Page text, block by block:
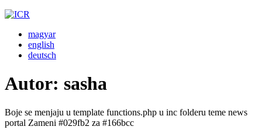
magyar
english
deutsch
Autor: sasha
Boje se menjaju u template functions.php u inc folderu teme news
portal Zameni #029fb2 za #166bcc